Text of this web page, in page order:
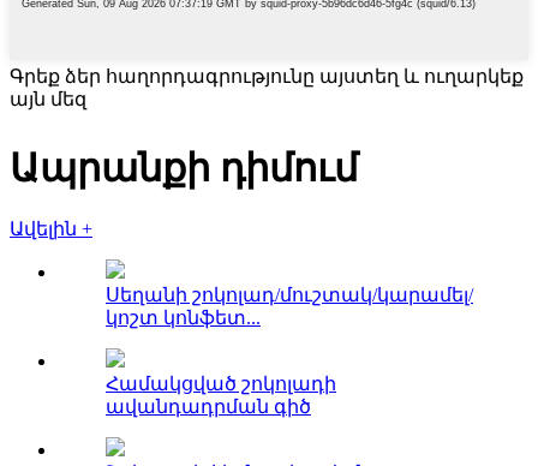
Գրեք ձեր հաղորդագրությունը այստեղ և ուղարկեք
այն մեզ
Ապրանքի դիմում
Ավելին +
Սեղանի շոկոլադ/մուշտակ/կարամել/
կոշտ կոնֆետ...
Համակցված շոկոլադի
ավանդադրման գիծ